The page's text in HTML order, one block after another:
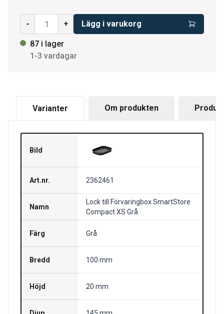
- + Lägg i varukorg
87 i lager
1-3 vardagar
Varianter Om produkten
Bild
Art.nr. 2362461
Namn
Lock till Förvaringbox SmartStore
Compact XS Grå
Färg Grå
Bredd 100 mm
Höjd 20 mm